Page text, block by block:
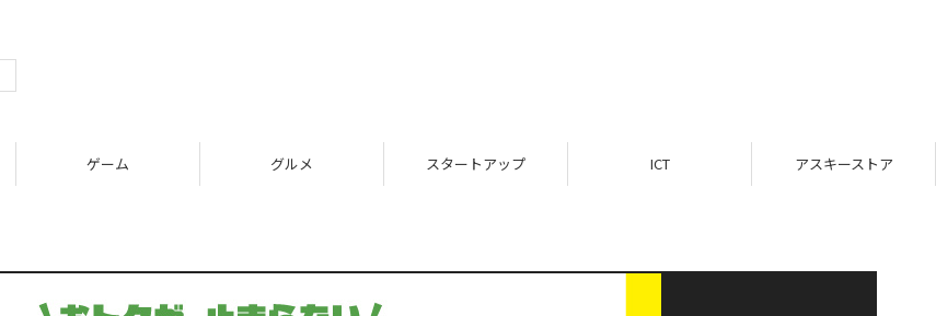
ゲーム グルメ スタートアップ ICT アスキーストア